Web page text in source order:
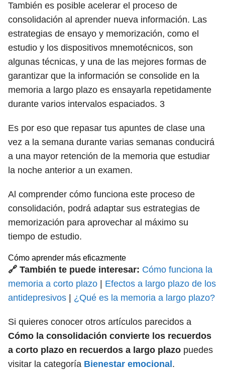
También es posible acelerar el proceso de
consolidación al aprender nueva información. Las
estrategias de ensayo y memorización, como el
estudio y los dispositivos mnemotécnicos, son
algunas técnicas, y una de las mejores formas de
garantizar que la información se consolide en la
memoria a largo plazo es ensayarla repetidamente
durante varios intervalos espaciados. 3
Es por eso que repasar tus apuntes de clase una
vez a la semana durante varias semanas conducirá
a una mayor retención de la memoria que estudiar
la noche anterior a un examen.
Al comprender cómo funciona este proceso de
consolidación, podrá adaptar sus estrategias de
memorización para aprovechar al máximo su
tiempo de estudio.
Cómo aprender más eficazmente
🔗 También te puede interesar: Cómo funciona la
memoria a corto plazo
Efectos a largo plazo de los
antidepresivos
¿Qué es la memoria a largo plazo?
Si quieres conocer otros artículos parecidos a
Cómo la consolidación convierte los recuerdos
a corto plazo en recuerdos a largo plazo puedes
visitar la categoría Bienestar emocional .